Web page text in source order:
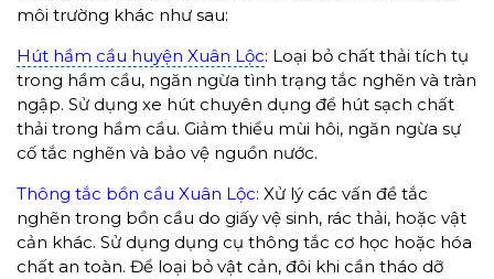
môi trường khác như sau:
Hút hầm cầu huyện Xuân Lộc: Loại bỏ chất thải tích tụ
trong hầm cầu, ngăn ngừa tình trạng tắc nghẽn và tràn
ngập. Sử dụng xe hút chuyên dụng để hút sạch chất
thải trong hầm cầu. Giảm thiểu mùi hôi, ngăn ngừa sự
cố tắc nghẽn và bảo vệ nguồn nước.
Thông tắc bồn cầu Xuân Lộc: Xử lý các vấn đề tắc
nghẽn trong bồn cầu do giấy vệ sinh, rác thải, hoặc vật
cản khác. Sử dụng dụng cụ thông tắc cơ học hoặc hóa
chất an toàn. Để loại bỏ vật cản, đôi khi cần tháo dỡ